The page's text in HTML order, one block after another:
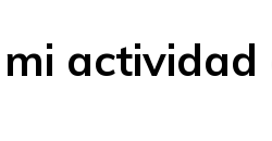
actividad